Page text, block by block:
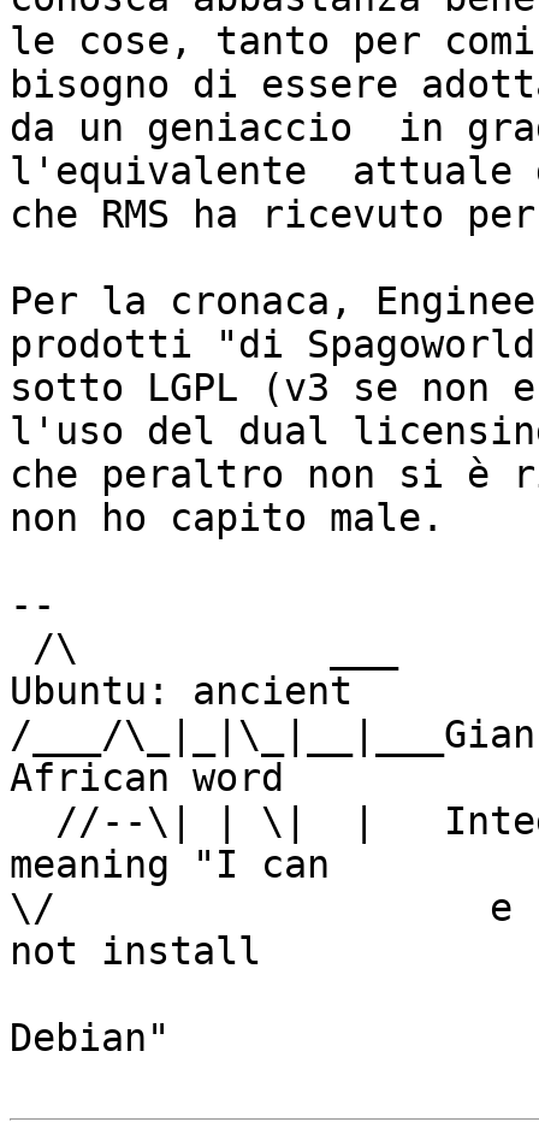
le cose, tanto per
bisogno di essere
da un geniaccio  in
l'equivalente  attuale
che RMS ha ricevuto
Per la cronaca,
prodotti "di
sotto LGPL (v3 se non
l'uso del dual
che peraltro non si è
non ho capito male.
--
Ubuntu: ancient
/___/
African word
meaning "I can
\/                   e
not install
Debian"